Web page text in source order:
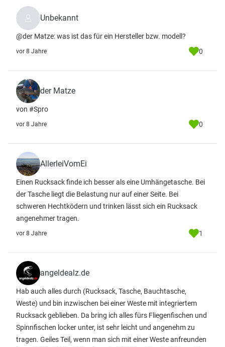
Unbekannt
@der Matze: was ist das für ein Hersteller bzw. modell?
vor 8 Jahre 0
der Matze
von #Spro
vor 8 Jahre 0
AllerleiVomEi
Einen Rucksack finde ich besser als eine Umhängetasche. Bei
der Tasche liegt die Belastung nur auf einer Seite. Bei
schweren Hechtködern und trinken lässt sich ein Rucksack
angenehmer tragen.
vor 8 Jahre 1
angeldealz.de
Hab auch alles durch (Rucksack, Tasche, Bauchtasche,
Weste) und bin inzwischen bei einer Weste mit integriertem
Rucksack geblieben. Da bring ich alles fürs Fliegenfischen und
Spinnfischen locker unter, ist sehr leicht und angenehm zu
tragen. Geiles Teil, wenn man sich mit einer Weste anfreunden